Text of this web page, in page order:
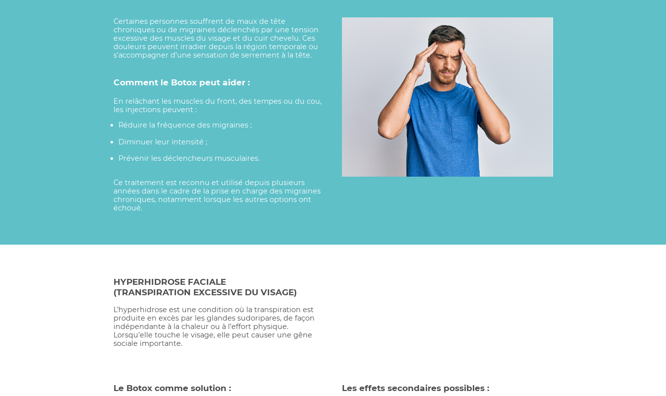
Certaines personnes souffrent de maux de tête
chroniques ou de migraines déclenchés par une tension
excessive des muscles du visage et du cuir chevelu. Ces
douleurs peuvent irradier depuis la région temporale ou
s’accompagner d’une sensation de serrement à la tête.
Comment le Botox peut aider :
En relâchant les muscles du front, des tempes ou du cou,
les injections peuvent :
Réduire la fréquence des migraines ;
Diminuer leur intensité ;
Prévenir les déclencheurs musculaires.
Ce traitement est reconnu et utilisé depuis plusieurs
années dans le cadre de la prise en charge des migraines
chroniques, notamment lorsque les autres options ont
échoué.
HYPERHIDROSE FACIALE
(TRANSPIRATION EXCESSIVE DU VISAGE)
L’hyperhidrose est une condition où la transpiration est
produite en excès par les glandes sudoripares, de façon
indépendante à la chaleur ou à l’effort physique.
Lorsqu’elle touche le visage, elle peut causer une gêne
sociale importante.
Le Botox comme solution : Les effets secondaires possibles :